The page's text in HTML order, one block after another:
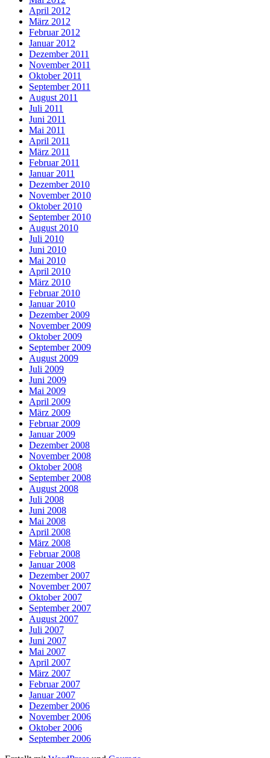
April 2012
März 2012
Februar 2012
Januar 2012
Dezember 2011
November 2011
Oktober 2011
September 2011
August 2011
Juli 2011
Juni 2011
Mai 2011
April 2011
März 2011
Februar 2011
Januar 2011
Dezember 2010
November 2010
Oktober 2010
September 2010
August 2010
Juli 2010
Juni 2010
Mai 2010
April 2010
März 2010
Februar 2010
Januar 2010
Dezember 2009
November 2009
Oktober 2009
September 2009
August 2009
Juli 2009
Juni 2009
Mai 2009
April 2009
März 2009
Februar 2009
Januar 2009
Dezember 2008
November 2008
Oktober 2008
September 2008
August 2008
Juli 2008
Juni 2008
Mai 2008
April 2008
März 2008
Februar 2008
Januar 2008
Dezember 2007
November 2007
Oktober 2007
September 2007
August 2007
Juli 2007
Juni 2007
Mai 2007
April 2007
März 2007
Februar 2007
Januar 2007
Dezember 2006
November 2006
Oktober 2006
September 2006